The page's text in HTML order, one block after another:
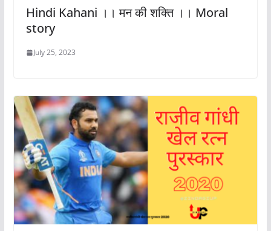
Hindi Kahani ।। मन की शक्ति ।। Moral
story
July 25, 2023